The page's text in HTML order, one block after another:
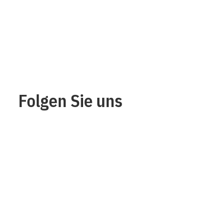
Folgen Sie uns